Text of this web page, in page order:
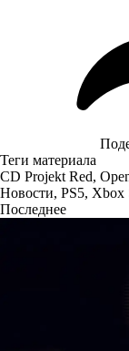
Теги материала
CD Projekt Red,
Новости, PS5, Xbox
Последнее